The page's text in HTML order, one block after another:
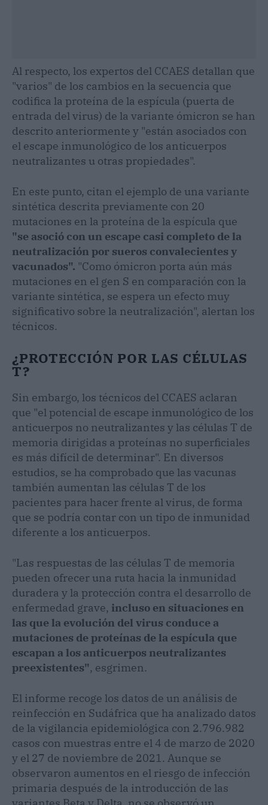
Al respecto, los expertos del CCAES detallan que
"varios" de los cambios en la secuencia que
codifica la proteína de la espícula (puerta de
entrada del virus) de la variante ómicron se han
descrito anteriormente y "están asociados con
el escape inmunológico de los anticuerpos
neutralizantes u otras propiedades".
En este punto, citan el ejemplo de una variante
sintética descrita previamente con 20
mutaciones en la proteína de la espícula que
"se asoció con un escape casi completo de la
neutralización por sueros convalecientes y
vacunados". "Como ómicron porta aún más
mutaciones en el gen S en comparación con la
variante sintética, se espera un efecto muy
significativo sobre la neutralización", alertan los
técnicos.
¿PROTECCIÓN POR LAS CÉLULAS
T?
Sin embargo, los técnicos del CCAES aclaran
que "el potencial de escape inmunológico de los
anticuerpos no neutralizantes y las células T de
memoria dirigidas a proteínas no superficiales
es más difícil de determinar". En diversos
estudios, se ha comprobado que las vacunas
también aumentan las células T de los
pacientes para hacer frente al virus, de forma
que se podría contar con un tipo de inmunidad
diferente a los anticuerpos.
"Las respuestas de las células T de memoria
pueden ofrecer una ruta hacia la inmunidad
duradera y la protección contra el desarrollo de
enfermedad grave, incluso en situaciones en
las que la evolución del virus conduce a
mutaciones de proteínas de la espícula que
escapan a los anticuerpos neutralizantes
preexistentes", esgrimen.
El informe recoge los datos de un análisis de
reinfección en Sudáfrica que ha analizado datos
de la vigilancia epidemiológica con 2.796.982
casos con muestras entre el 4 de marzo de 2020
y el 27 de noviembre de 2021. Aunque se
observaron aumentos en el riesgo de infección
primaria después de la introducción de las